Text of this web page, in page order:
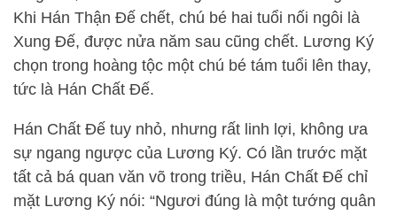
Khi Hán Thận Đế chết, chú bé hai tuổi nối ngôi là
Xung Đế, được nửa năm sau cũng chết. Lương Ký
chọn trong hoàng tộc một chú bé tám tuổi lên thay,
tức là Hán Chất Đế.
Hán Chất Đế tuy nhỏ, nhưng rất linh lợi, không ưa
sự ngang ngược của Lương Ký. Có lần trước mặt
tất cả bá quan văn võ trong triều, Hán Chất Đế chỉ
mặt Lương Ký nói: “Ngươi đúng là một tướng quân